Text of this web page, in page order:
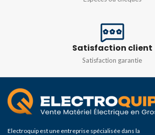
Satisfaction client
Satisfaction garantie
Electroquip est une entreprise spécialisée dans la